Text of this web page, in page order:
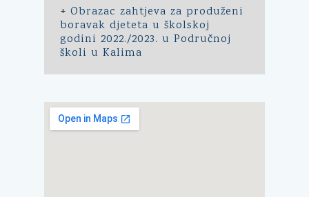
+ Obrazac zahtjeva za produženi
boravak djeteta u školskoj
godini 2022./2023. u Područnoj
školi u Kalima